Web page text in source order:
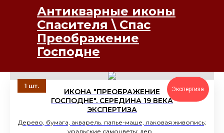
Антикварные иконы
Спасителя \ Спас
Преображение
Господне
Экспертиза
ИКОНА "ПРЕОБРАЖЕНИЕ
ГОСПОДНЕ". СЕРЕДИНА 19 ВЕКА
ЭКСПЕРТИЗА
Дерево, бумага, акварель. папье-маше, лаковая живопись;
уральские самоцветы; дер...